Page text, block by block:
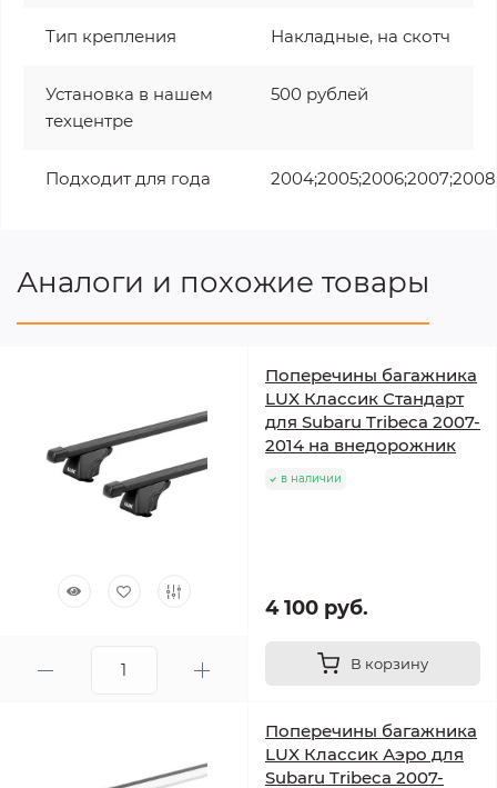
Тип крепления Накладные, на скотч
Установка в нашем
техцентре
500 рублей
Подходит для года
Аналоги и похожие товары
Поперечины багажника
LUX Классик Стандарт
для Subaru Tribeca 2007-
2014 на внедорожник
в наличии
4 100 руб.
В корзину
Поперечины багажника
LUX Классик Аэро для
Subaru Tribeca 2007-